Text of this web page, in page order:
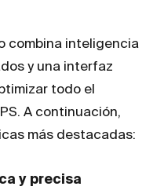
combina inteligencia
y una interfaz
todo el
A continuación,
más destacadas:
y precisa